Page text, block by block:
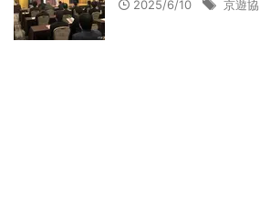
2025/6/10 京遊協